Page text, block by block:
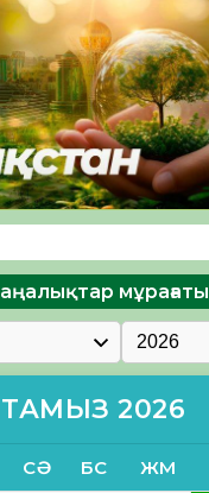
мұрағаты
ТАМЫЗ 2026
СӘ БС ЖМ